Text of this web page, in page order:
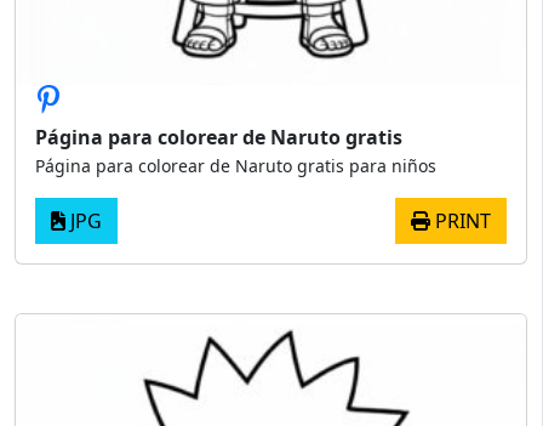
Página para colorear de Naruto gratis
Página para colorear de Naruto gratis para niños
JPG PRINT